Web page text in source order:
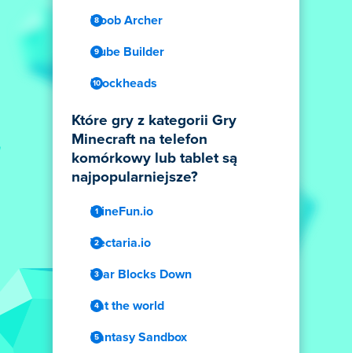
Noob Archer
Cube Builder
Blockheads
Które gry z kategorii Gry
Minecraft na telefon
komórkowy lub tablet są
najpopularniejsze?
MineFun.io
Vectaria.io
Tear Blocks Down
Eat the world
Fantasy Sandbox